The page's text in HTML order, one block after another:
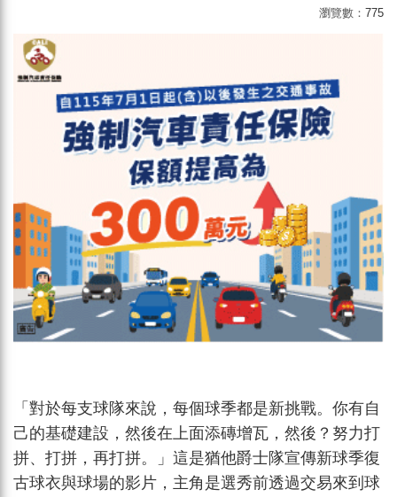
瀏覽數： 775
「對於每支球隊來說，每個球季都是新挑戰。你有自
己的基礎建設，然後在上面添磚增瓦，然後？努力打
拼、打拼，再打拼。」這是猶他爵士隊宣傳新球季復
古球衣與球場的影片，主角是選秀前透過交易來到球